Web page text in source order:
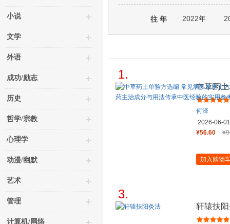
小说
文学
外语
成功/励志
历史
哲学/宗教
心理学
动漫/幽默
艺术
管理
计算机/网络
往 年 2022年
1.
中草药
验方精
何泽
2026-06-01
¥56.60
加入购物
3.
轩辕扶